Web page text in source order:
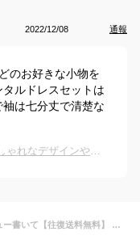
2022/12/08 通報
のお好きな小物を
ルドレスセットは
は七分丈で清楚な
成人式│二次会ドレスのレンタルに、おしゃれなデザインや色のおすすめは？
【レンタルドレス】レビュー書いて【往復送料無料】 ゲストドレス フォーマル パーティードレス 3点セット 選べるコーディネート イエローベージュ/ネイビー ミモレ丈 プリーツ 結婚式 2次会 お呼ばれ 5-7号/S 7-9号/M 9-11号/L